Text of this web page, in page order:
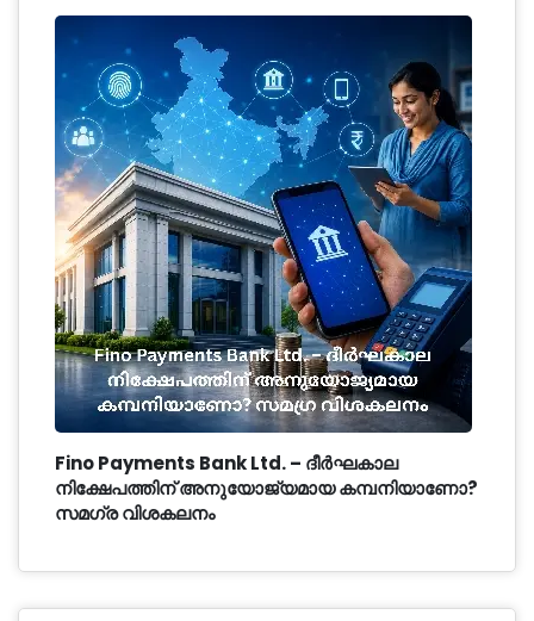
Fino Payments Bank Ltd. – ദീർഘകാല
നിക്ഷേപത്തിന് അനുയോജ്യമായ കമ്പനിയാണോ?
സമഗ്ര വിശകലനം